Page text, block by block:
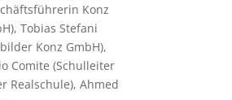
Konz
Tobias Stefani
Konz GmbH),
Comite (Schulleiter
Realschule), Ahmed